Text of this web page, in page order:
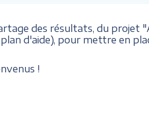
des résultats, du projet
d'aide), pour mettre en
!